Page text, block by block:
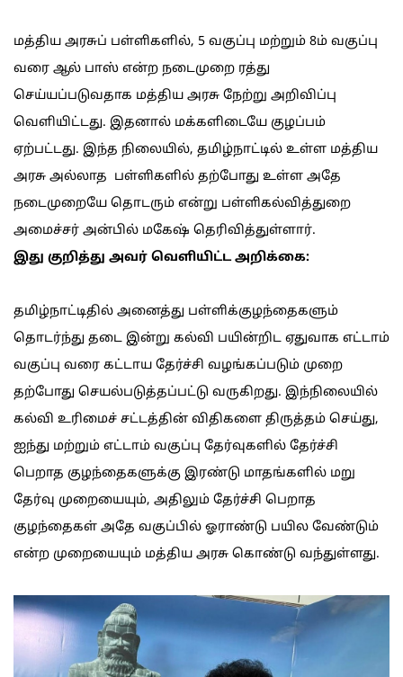
மத்திய அரசுப் பள்ளிகளில், 5 வகுப்பு மற்றும் 8ம் வகுப்பு
வரை ஆல் பாஸ் என்ற நடைமுறை ரத்து
செய்யப்படுவதாக மத்திய அரசு நேற்று அறிவிப்பு
வெளியிட்டது. இதனால் மக்களிடையே குழப்பம்
ஏற்பட்டது. இந்த நிலையில், தமிழ்நாட்டில் உள்ள மத்திய
அரசு அல்லாத பள்ளிகளில் தற்போது உள்ள அதே
நடைமுறையே தொடரும் என்று பள்ளிகல்வித்துறை
அமைச்சர் அன்பில் மகேஷ் தெரிவித்துள்ளார்.
இது குறித்து அவர் வெளியிட்ட அறிக்கை:
தமிழ்நாட்டிதில் அனைத்து பள்ளிக்குழந்தைகளும்
தொடர்ந்து தடை இன்று கல்வி பயின்றிட ஏதுவாக எட்டாம்
வகுப்பு வரை கட்டாய தேர்ச்சி வழங்கப்படும் முறை
தற்போது செயல்படுத்தப்பட்டு வருகிறது. இந்நிலையில்
கல்வி உரிமைச் சட்டத்தின் விதிகளை திருத்தம் செய்து,
ஐந்து மற்றும் எட்டாம் வகுப்பு தேர்வுகளில் தேர்ச்சி
பெறாத குழந்தைகளுக்கு இரண்டு மாதங்களில் மறு
தேர்வு முறையையும், அதிலும் தேர்ச்சி பெறாத
குழந்தைகள் அதே வகுப்பில் ஓராண்டு பயில வேண்டும்
என்ற முறையையும் மத்திய அரசு கொண்டு வந்துள்ளது.